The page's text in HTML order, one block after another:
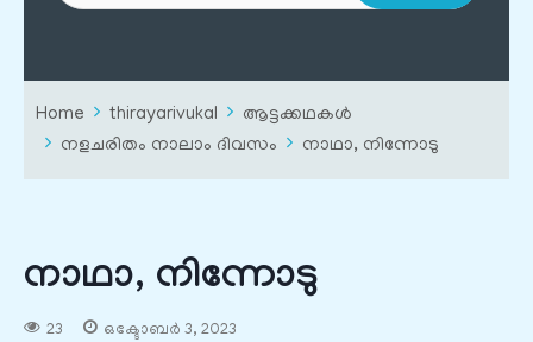
Home thirayarivukal
ആട്ടക്കഥകൾ
നളചരിതം നാലാം ദിവസം
നാഥാ, നിന്നോടു
നാഥാ, നിന്നോടു
23 ഒക്ടോബർ 3, 2023